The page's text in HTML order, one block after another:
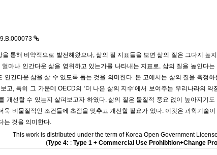
을 통해 비약적으로 발전해왔으나, 삶의 질 지표들을 보면 삶의 질은 그다지 높
마나 인간다운 삶을 영위하고 있는가를 나타내는 지표로, 삶의 질을 높인다
인간다운 삶을 살 수 있도록 돕는 것을 의미한다. 본 고에서는 삶의 질을 측정
고, 특히 그 가운데 OECD의 ‘더 나은 삶의 지수’에서 보여주는 우리나라의
개선할 수 있는지 살펴보고자 하였다. 삶의 질은 물질적 풍요 없이 높아지기
욱 비물질적인 조건들에 초점을 맞추고 개선할 필요가 있다. 이것은 과학기술
는 것을 의미한다.
This work is distributed under the term of Korea Open Government
(Type 4: : Type 1 + Commercial Use Prohibition+Change